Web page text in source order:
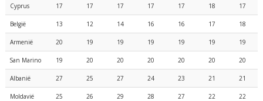
Cyprus 17 17 17 17 17 18 17
België 13 12 14 16 16 17 18
Armenië 20 19 19 19 19 19 19
San Marino 19 20 20 20 20 20 20
Albanië 27 25 27 24 23 21 21
Moldavië 25 26 29 28 27 22 22